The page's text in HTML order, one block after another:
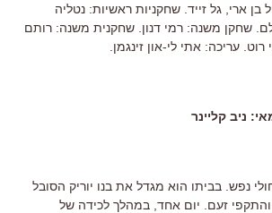
ארי, גל זייד. שחקניות ראשיות: נטליה
שחקן משנה: רמי דנון. שחקנית משנה: רותם
רוט. עריכה: אתי לי-און זינגמן.
ניב קליינר
נפש. בביתו הוא מגדל את בנו יוריק הסובל
והתקפי זעם. יום אחד, במהלך לכידה של